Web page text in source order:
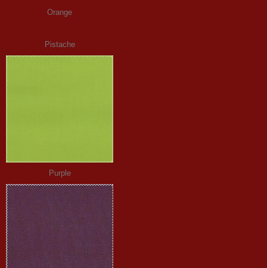
Orange
Pistache
Purple